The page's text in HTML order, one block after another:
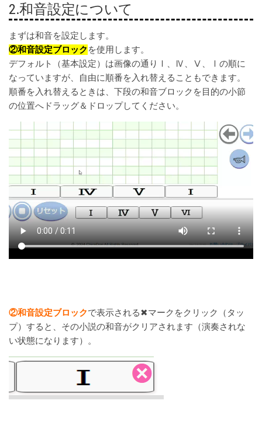
2.和音設定について
まずは和音を設定します。
②和音設定ブロック を使用します。
デフォルト（基本設定）は画像の通りⅠ、Ⅳ、Ⅴ、Ⅰの順に
なっていますが、自由に順番を入れ替えることもできます。
順番を入れ替えるときは、下段の和音ブロックを目的の小節
の位置へドラッグ＆ドロップしてください。
②和音設定ブロックで表示される✖マークをクリック（タッ
プ）すると、その小説の和音がクリアされます（演奏されな
い状態になります）。